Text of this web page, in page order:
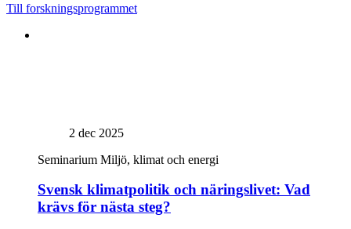
Till forskningsprogrammet
2 dec 2025
Seminarium Miljö, klimat och energi
Svensk klimatpolitik och näringslivet: Vad
krävs för nästa steg?